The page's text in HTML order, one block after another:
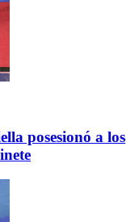
posesionó a los